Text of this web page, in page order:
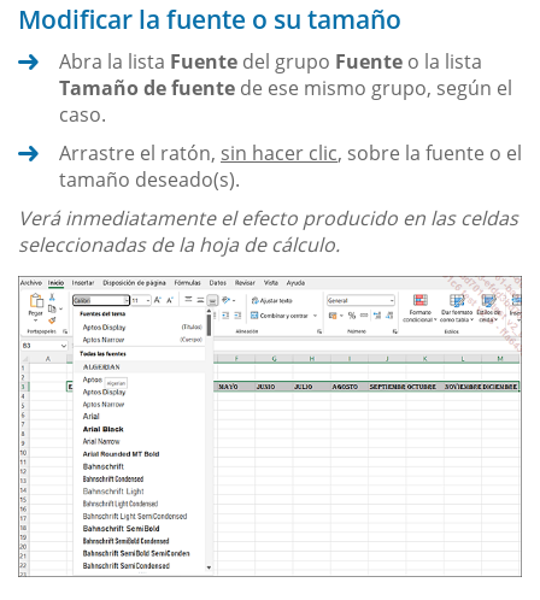
Modificar la fuente o su tamaño
Abra la lista Fuente del grupo Fuente o la lista
Tamaño de fuente de ese mismo grupo, según el
caso.
Arrastre el ratón, sin hacer clic, sobre la fuente o el
tamaño deseado(s).
Verá inmediatamente el efecto producido en las celdas
seleccionadas de la hoja de cálculo.